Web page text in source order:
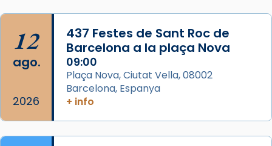
Mataró en reivindicarà les relíq
Foto
View on Facebook · Share
12
ago.
2026
437 Festes de Sant Roc de
Barcelona a la plaça Nova
09:00
Plaça Nova, Ciutat Vella, 08002
Barcelona, Espanya
+ info